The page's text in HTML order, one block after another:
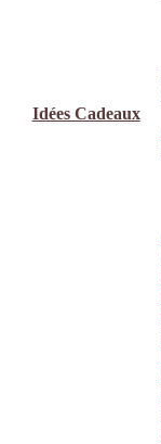
Idées Cadeaux